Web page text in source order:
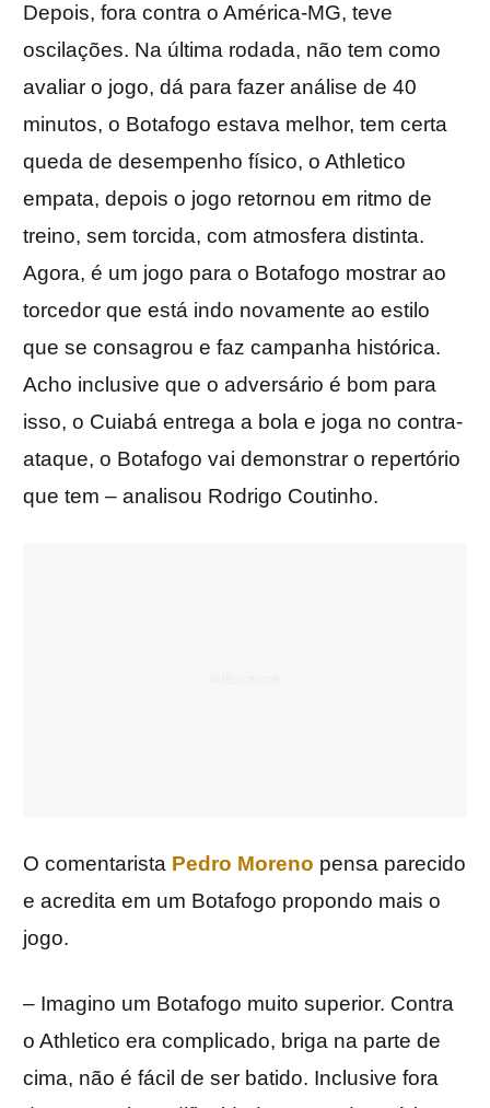
Depois, fora contra o América-MG, teve
oscilações. Na última rodada, não tem como
avaliar o jogo, dá para fazer análise de 40
minutos, o Botafogo estava melhor, tem certa
queda de desempenho físico, o Athletico
empata, depois o jogo retornou em ritmo de
treino, sem torcida, com atmosfera distinta.
Agora, é um jogo para o Botafogo mostrar ao
torcedor que está indo novamente ao estilo
que se consagrou e faz campanha histórica.
Acho inclusive que o adversário é bom para
isso, o Cuiabá entrega a bola e joga no contra-
ataque, o Botafogo vai demonstrar o repertório
que tem – analisou Rodrigo Coutinho.
O comentarista Pedro Moreno pensa parecido
e acredita em um Botafogo propondo mais o
jogo.
– Imagino um Botafogo muito superior. Contra
o Athletico era complicado, briga na parte de
cima, não é fácil de ser batido. Inclusive fora